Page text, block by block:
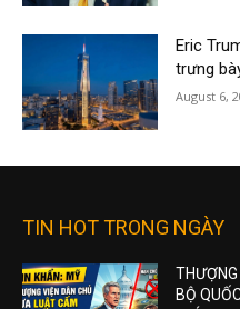
Eric
trưng
August 6,
TIN HOT TRONG NGÀY
BỘ